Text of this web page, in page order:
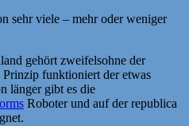
sehr viele – mehr oder weniger
gehört zweifelsohne der
funktioniert der etwas
länger gibt es die
Roboter und auf der republica